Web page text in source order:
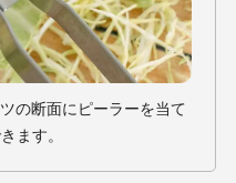
の断面にピーラーを当て
ます。